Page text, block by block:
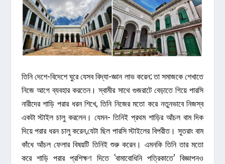
তিনি দেশে-বিদেশে ঘুরে যেসব বিদ্যা-জ্ঞান লাভ করেন; তা সমাজকে শেখাতে
নিজে আগে ব্যবহার করতেন। স্বামীর সাথে গুজরাটে বেড়াতে গিয়ে পারসি
নারীদের শাড়ি পরার ধরন শিখে, তিনি নিজের মতো করে নতুনভাবে নিজস্ব
একটা স্টাইল চালু করলেন। যেমন- তিনিই প্রথম শাড়ির আঁচল বাম দিক
দিয়ে পরার ধরন চালু করেন,যেটা ছিল পারসি স্টাইলের বিপরীত। সুতরাং বাম
কাঁধে আঁচল ফেলার বিষয়টি তিনিই শুরু করেন। এমনকি তিনি তার মতো
করে শাড়ি পরার প্রশিক্ষণ দিতে ‘বামাবোধিনি পত্রিকাতে’ বিজ্ঞাপনও